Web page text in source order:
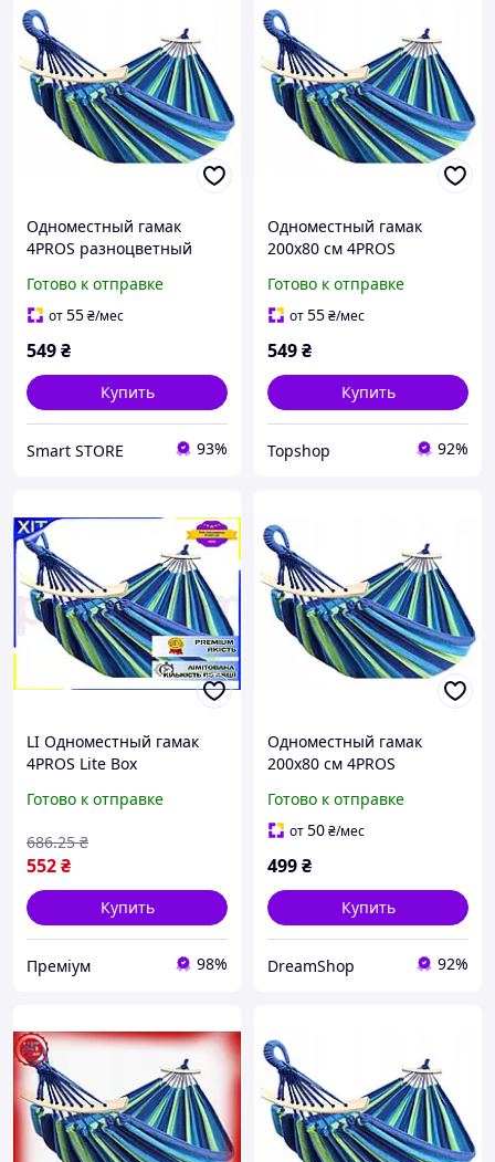
Одноместный гамак
4PROS разноцветный
Готово к отправке
от55₴/мес
549₴
Купить
Smart STORE 93%
Одноместный гамак
200х80 см 4PROS
Готово к отправке
от55₴/мес
549₴
Купить
Topshop 92%
LI Одноместный гамак
4PROS Lite Box
туристический для
деревянной ра LIP77/R
Готово к отправке
552₴
686.25 ₴
Купить
Преміум 98%
Одноместный гамак
200х80 см 4PROS
Готово к отправке
от50₴/мес
499₴
Купить
DreamShop 92%